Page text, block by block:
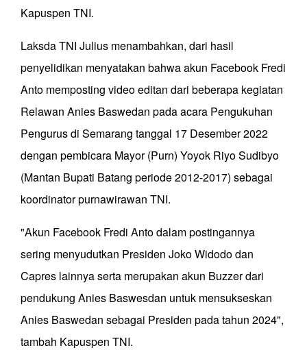
Kapuspen TNI.
Laksda TNI Julius menambahkan, dari hasil
penyelidikan menyatakan bahwa akun Facebook Fredi
Anto memposting video editan dari beberapa kegiatan
Relawan Anies Baswedan pada acara Pengukuhan
Pengurus di Semarang tanggal 17 Desember 2022
dengan pembicara Mayor (Purn) Yoyok Riyo Sudibyo
(Mantan Bupati Batang periode 2012-2017) sebagai
koordinator purnawirawan TNI.
"Akun Facebook Fredi Anto dalam postingannya
sering menyudutkan Presiden Joko Widodo dan
Capres lainnya serta merupakan akun Buzzer dari
pendukung Anies Baswesdan untuk mensukseskan
Anies Baswedan sebagai Presiden pada tahun 2024",
tambah Kapuspen TNI.